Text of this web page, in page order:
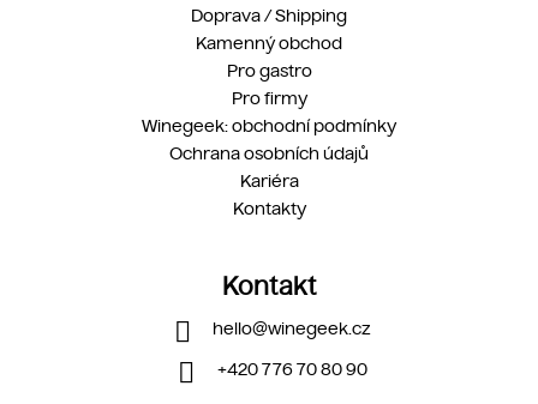
Doprava / Shipping
Kamenný obchod
Pro gastro
Pro firmy
Winegeek: obchodní podmínky
Ochrana osobních údajů
Kariéra
Kontakty
Kontakt
hello@winegeek.cz
+420 776 70 80 90